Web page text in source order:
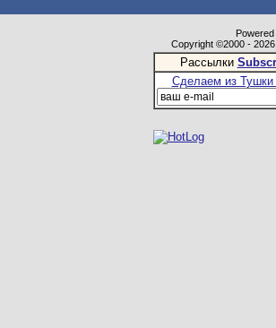
Copyright ©2000 -
Рассылки
Сделаем из Тушки